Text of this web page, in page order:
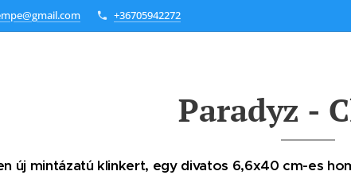
+36705942272
Paradyz -
új mintázatú klinkert, egy divatos 6,6x40 cm-es